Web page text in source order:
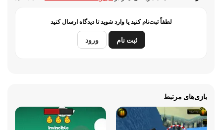
لطفاً ثبت‌نام کنید یا وارد شوید تا دیدگاه ارسال کنید
ثبت نام ورود
بازی‌های مرتبط